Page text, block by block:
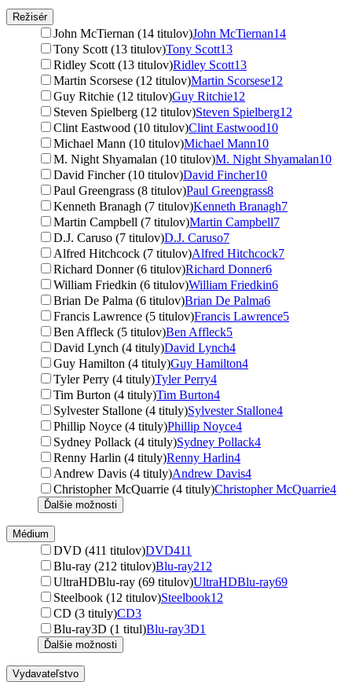
Režisér
John McTiernan (14 titulov)John McTiernan14
Tony Scott (13 titulov)Tony Scott13
Ridley Scott (13 titulov)Ridley Scott13
Martin Scorsese (12 titulov)Martin Scorsese12
Guy Ritchie (12 titulov)Guy Ritchie12
Steven Spielberg (12 titulov)Steven Spielberg12
Clint Eastwood (10 titulov)Clint Eastwood10
Michael Mann (10 titulov)Michael Mann10
M. Night Shyamalan (10 titulov)M. Night Shyamalan10
David Fincher (10 titulov)David Fincher10
Paul Greengrass (8 titulov)Paul Greengrass8
Kenneth Branagh (7 titulov)Kenneth Branagh7
Martin Campbell (7 titulov)Martin Campbell7
D.J. Caruso (7 titulov)D.J. Caruso7
Alfred Hitchcock (7 titulov)Alfred Hitchcock7
Richard Donner (6 titulov)Richard Donner6
William Friedkin (6 titulov)William Friedkin6
Brian De Palma (6 titulov)Brian De Palma6
Francis Lawrence (5 titulov)Francis Lawrence5
Ben Affleck (5 titulov)Ben Affleck5
David Lynch (4 tituly)David Lynch4
Guy Hamilton (4 tituly)Guy Hamilton4
Tyler Perry (4 tituly)Tyler Perry4
Tim Burton (4 tituly)Tim Burton4
Sylvester Stallone (4 tituly)Sylvester Stallone4
Phillip Noyce (4 tituly)Phillip Noyce4
Sydney Pollack (4 tituly)Sydney Pollack4
Renny Harlin (4 tituly)Renny Harlin4
Andrew Davis (4 tituly)Andrew Davis4
Christopher McQuarrie (4 tituly)Christopher McQuarrie4
Ďalšie možnosti
Médium
DVD (411 titulov)DVD411
Blu-ray (212 titulov)Blu-ray212
UltraHDBlu-ray (69 titulov)UltraHDBlu-ray69
Steelbook (12 titulov)Steelbook12
CD (3 tituly)CD3
Blu-ray3D (1 titul)Blu-ray3D1
Ďalšie možnosti
Vydavateľstvo